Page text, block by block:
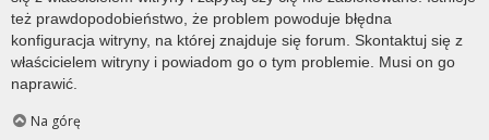
też prawdopodobieństwo, że problem powoduje błędna
konfiguracja witryny, na której znajduje się forum. Skontaktuj się z
właścicielem witryny i powiadom go o tym problemie. Musi on go
naprawić.
Na górę